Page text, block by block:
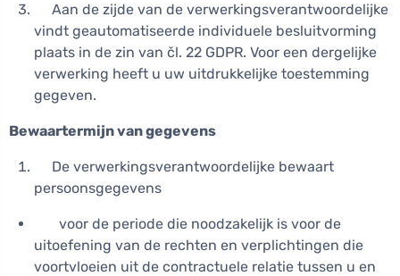
Aan de zijde van de verwerkingsverantwoordelijke
vindt geautomatiseerde individuele besluitvorming
plaats in de zin van čl. 22 GDPR. Voor een dergelijke
verwerking heeft u uw uitdrukkelijke toestemming
gegeven.
Bewaartermijn van gegevens
De verwerkingsverantwoordelijke bewaart
persoonsgegevens
voor de periode die noodzakelijk is voor de
uitoefening van de rechten en verplichtingen die
voortvloeien uit de contractuele relatie tussen u en